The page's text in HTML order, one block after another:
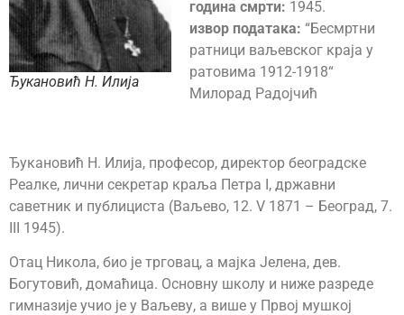
Ђукановић Н. Илија
година смрти: 1945.
извор података: “Бесмртни
ратници ваљевског краја у
ратовима 1912-1918“
Милорад Радојчић
Ђукановић Н. Илија, професор, директор београдске
Реалке, лични секретар краља Петра I, државни
саветник и публициста (Ваљево, 12. V 1871 – Београд, 7.
III 1945).
Отац Никола, био је трговац, а мајка Јелена, дев.
Богутовић, домаћица. Основну школу и ниже разреде
гимназије учио је у Ваљеву, а више у Првој мушкој